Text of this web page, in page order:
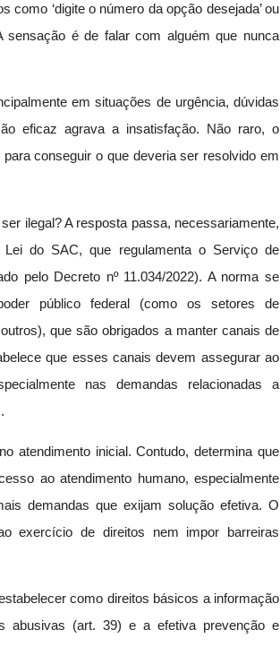
‘digite o número da opção desejada’ ou
sensação é de falar com alguém que nunca
em situações de urgência, dúvidas
eficaz agrava a insatisfação. Não raro, o
conseguir o que deveria ser resolvido em
ilegal? A resposta passa, necessariamente,
Lei do SAC, que regulamenta o Serviço de
pelo Decreto nº 11.034/2022). A norma se
público federal (como os setores de
que são obrigados a manter canais de
que esses canais devem assegurar ao
nas demandas relacionadas a
atendimento inicial. Contudo, determina que
ao atendimento humano, especialmente
demandas que exijam solução efetiva. O
exercício de direitos nem impor barreiras
como direitos básicos a informação
abusivas (art. 39) e a efetiva prevenção e